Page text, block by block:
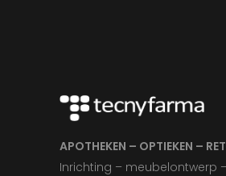
APOTHEKEN – OPTIEKEN –
Inrichting – meubelontwerp